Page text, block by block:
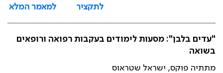
לתקציר
למאמר המלא
"עדים בלבן": מסעות לימודים בעקבות רפואה ורופאים
בשואה
מתתיה פוקס, ישראל שטראוס